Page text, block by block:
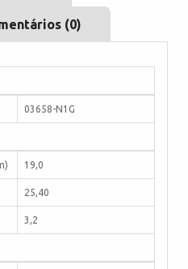
(0)
03658-N1G
19,0
25,40
3,2